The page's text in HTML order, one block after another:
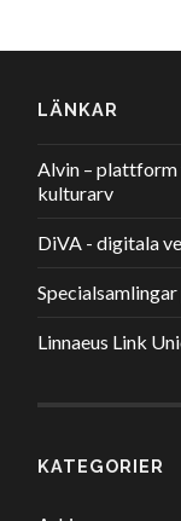
LÄNKAR
Alvin –
kulturarv
DiVA - digitala
Linnaeus Link
KATEGORIER